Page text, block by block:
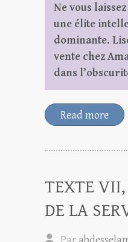
Ne vous
une élite
dominante.
vente chez
dans
Read more
TEXTE
DE LA